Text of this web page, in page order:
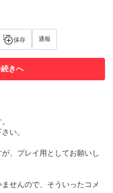
保存 通報
きへ
い。
、プレイ用としてお願いし
せんので、そういったコメ